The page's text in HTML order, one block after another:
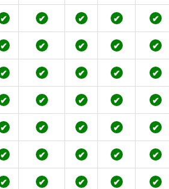
✔ ✔ ✔ ✔ ✔
✔ ✔ ✔ ✔ ✔
✔ ✔ ✔ ✔ ✔
✔ ✔ ✔ ✔ ✔
✔ ✔ ✔ ✔ ✔
✔ ✔ ✔ ✔ ✔
✔ ✔ ✔ ✔ ✔